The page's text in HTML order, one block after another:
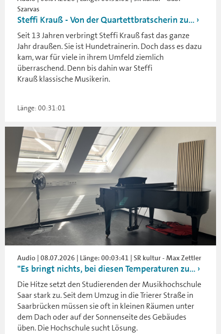
Szarvas
Steffi Krauß - Von der Quartettbratscherin zu...
Seit 13 Jahren verbringt Steffi Krauß fast das ganze
Jahr draußen. Sie ist Hundetrainerin. Doch dass es dazu
kam, war für viele in ihrem Umfeld ziemlich
überraschend. Denn bis dahin war Steffi
Krauß klassische Musikerin.
Länge: 00:31:01
Audio | 08.07.2026 | Länge: 00:03:41 | SR kultur - Max Zettler
"Es bringt nichts, bei diesen Temperaturen zu...
Die Hitze setzt den Studierenden der Musikhochschule
Saar stark zu. Seit dem Umzug in die Trierer Straße in
Saarbrücken müssen sie oft in kleinen Räumen unter
dem Dach oder auf der Sonnenseite des Gebäudes
üben. Die Hochschule sucht Lösung.